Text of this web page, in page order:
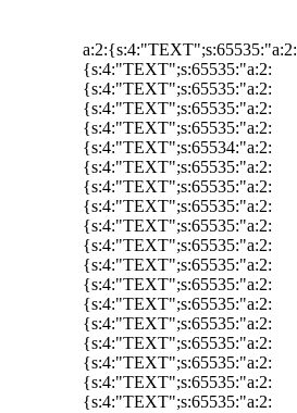
a:2:{s:4:"TEXT";s:65535:"a:2:
{s:4:"TEXT";s:65535:"a:2:
{s:4:"TEXT";s:65535:"a:2:
{s:4:"TEXT";s:65535:"a:2:
{s:4:"TEXT";s:65535:"a:2:
{s:4:"TEXT";s:65534:"a:2:
{s:4:"TEXT";s:65535:"a:2:
{s:4:"TEXT";s:65535:"a:2:
{s:4:"TEXT";s:65535:"a:2:
{s:4:"TEXT";s:65535:"a:2:
{s:4:"TEXT";s:65535:"a:2:
{s:4:"TEXT";s:65535:"a:2:
{s:4:"TEXT";s:65535:"a:2:
{s:4:"TEXT";s:65535:"a:2:
{s:4:"TEXT";s:65535:"a:2:
{s:4:"TEXT";s:65535:"a:2:
{s:4:"TEXT";s:65535:"a:2:
{s:4:"TEXT";s:65535:"a:2:
{s:4:"TEXT";s:65535:"a:2: